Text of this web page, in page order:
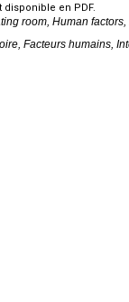
en PDF.
room, Human
Facteurs humains,